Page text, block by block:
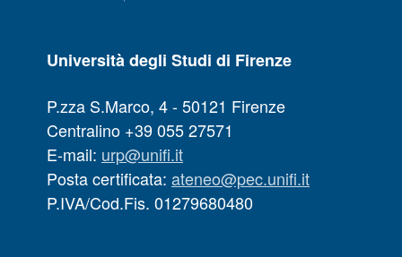
Università degli Studi di Firenze
P.zza S.Marco, 4 - 50121 Firenze
Centralino +39 055 27571
E-mail: urp@unifi.it
Posta certificata: ateneo@pec.unifi.it
P.IVA/Cod.Fis. 01279680480